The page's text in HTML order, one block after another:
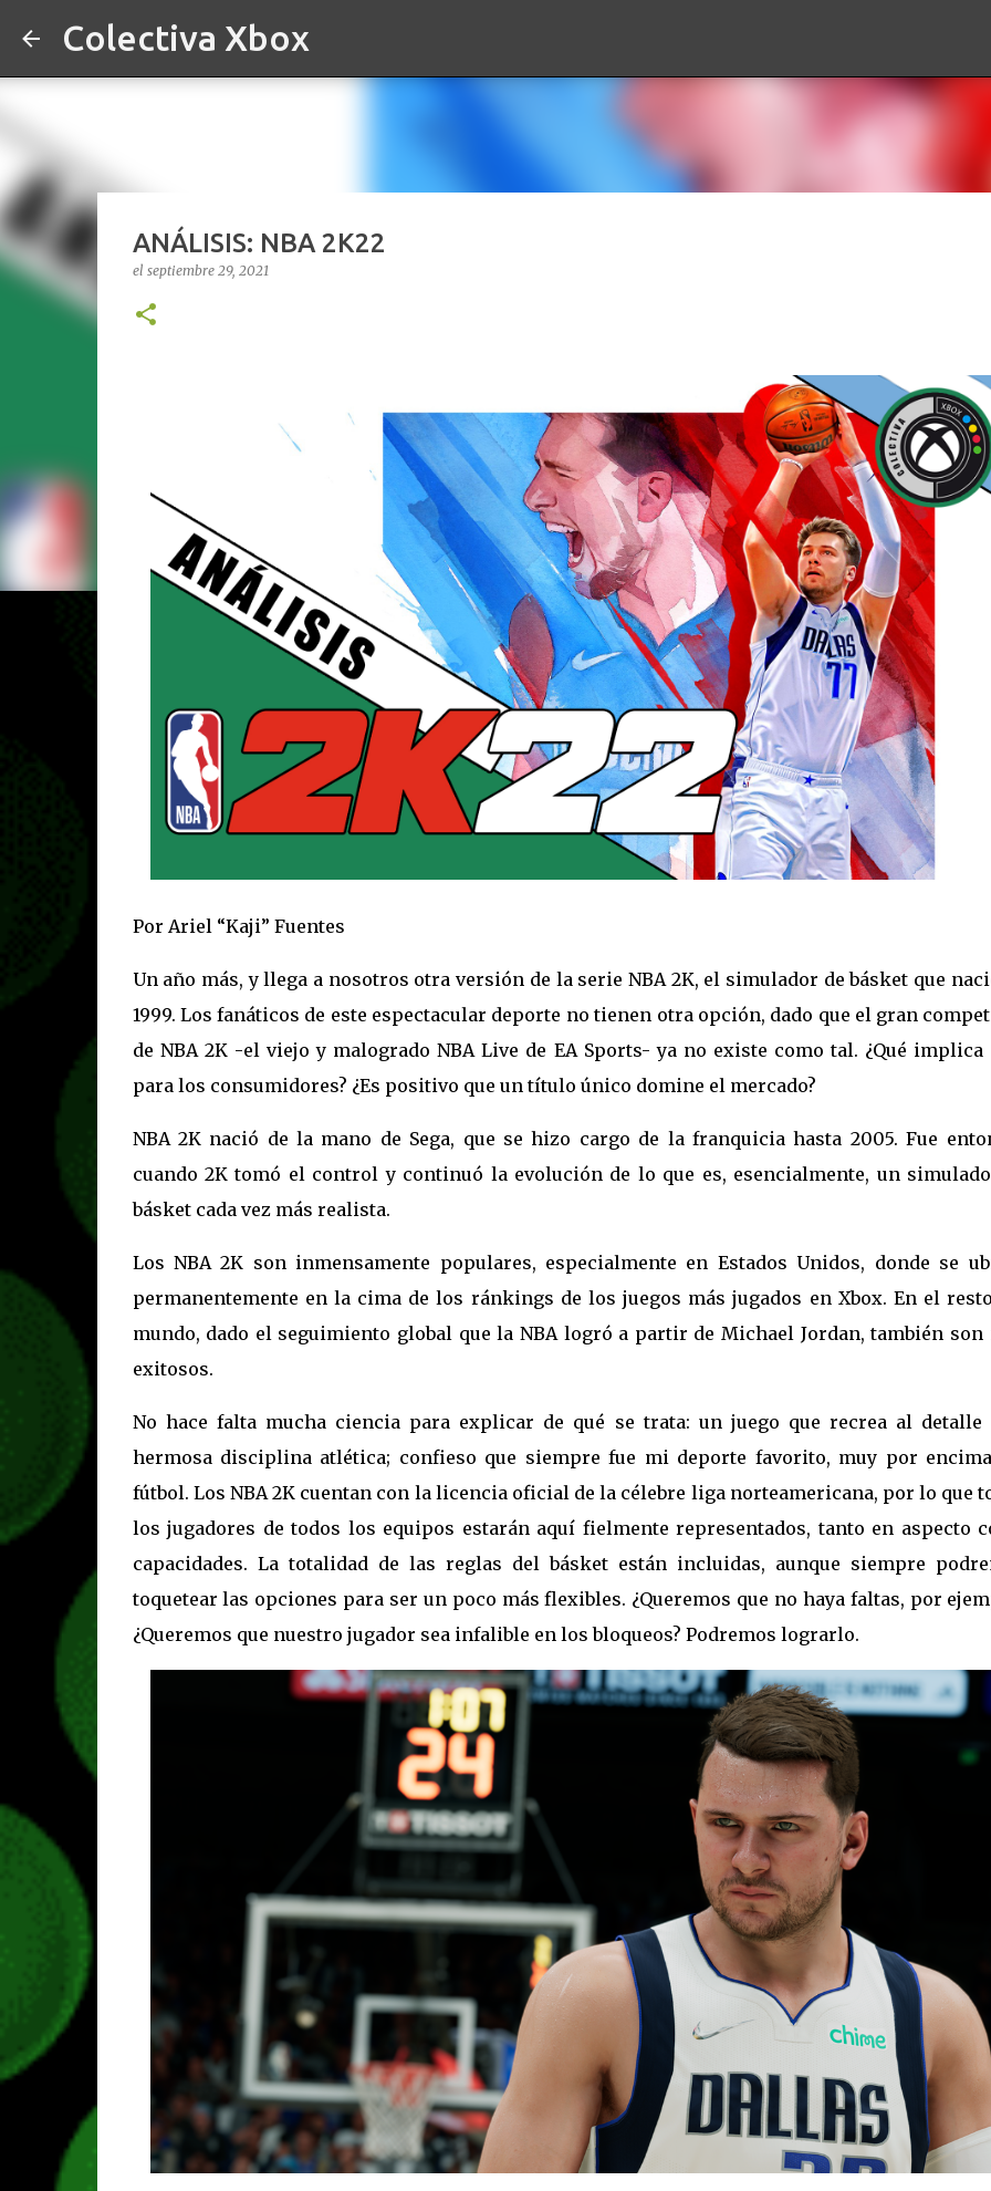
Colectiva Xbox
ANÁLISIS: NBA 2K22
el septiembre 29, 2021
Por Ariel “Kaji” Fuentes
Un año más, y llega a nosotros otra versión de la serie NBA 2K, el simulador de básket que
1999. Los fanáticos de este espectacular deporte no tienen otra opción, dado que el gran
de NBA 2K -el viejo y malogrado NBA Live de EA Sports- ya no existe como tal. ¿Qué implica
para los consumidores? ¿Es positivo que un título único domine el mercado?
NBA 2K nació de la mano de Sega, que se hizo cargo de la franquicia hasta 2005. Fue
cuando 2K tomó el control y continuó la evolución de lo que es, esencialmente, un
básket cada vez más realista.
Los NBA 2K son inmensamente populares, especialmente en Estados Unidos, donde se
permanentemente en la cima de los ránkings de los juegos más jugados en Xbox. En el
mundo, dado el seguimiento global que la NBA logró a partir de Michael Jordan, también son
exitosos.
No hace falta mucha ciencia para explicar de qué se trata: un juego que recrea al detalle
hermosa disciplina atlética; confieso que siempre fue mi deporte favorito, muy por
fútbol. Los NBA 2K cuentan con la licencia oficial de la célebre liga norteamericana, por lo que
los jugadores de todos los equipos estarán aquí fielmente representados, tanto en aspecto
capacidades. La totalidad de las reglas del básket están incluidas, aunque siempre
toquetear las opciones para ser un poco más flexibles. ¿Queremos que no haya faltas, por
¿Queremos que nuestro jugador sea infalible en los bloqueos? Podremos lograrlo.